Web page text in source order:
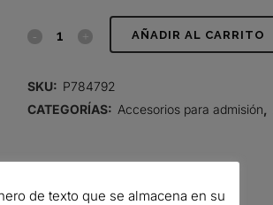
CONJUNTO AÑADIR AL CARRITO
SKU: P784792
CATEGORÍAS: Accesorios para admisión
de texto que se almacena en su